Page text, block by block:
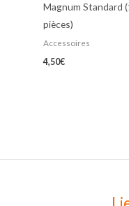
Magnum Standard
pièces)
Accessoires
4,50€